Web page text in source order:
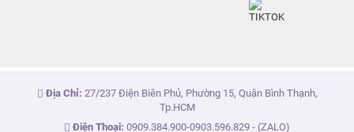
Địa Chỉ: 27/237 Điện Biên Phủ, Phường 15, Quận Bình Thạnh,
Tp.HCM
Điện Thoại: 0909.384.900-0903.596.829 - (ZALO)